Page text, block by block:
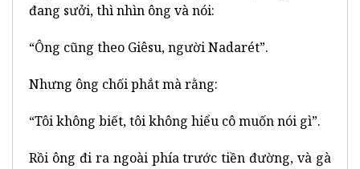
đang sưởi, thì nhìn ông và nói:
“Ông cũng theo Giêsu, người Nadarét”.
Nhưng ông chối phắt mà rằng:
“Tôi không biết, tôi không hiểu cô muốn nói gì”.
Rồi ông đi ra ngoài phía trước tiền đường, và gà